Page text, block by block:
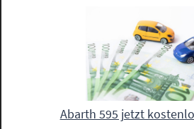
Abarth 595 jetzt